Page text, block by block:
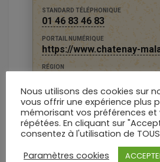
STANDARD TÉLÉPHONIQUE
01 46 83 46 83
PORTAIL NUMÉRIQUE
https://www.chatenay-
RÉGION
DÉPARTEMENT
Hauts-de-Seine
DONNÉES
Nous utilisons des cookies sur
vous offrir une expérience plus
mémorisant vos préférences et
répétées. En cliquant sur
consentez à l'utilisation de
Paramètres cookies